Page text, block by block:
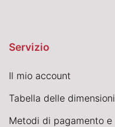
Servizio
Il mio account
Tabella delle dimensioni
Metodi di pagamento e